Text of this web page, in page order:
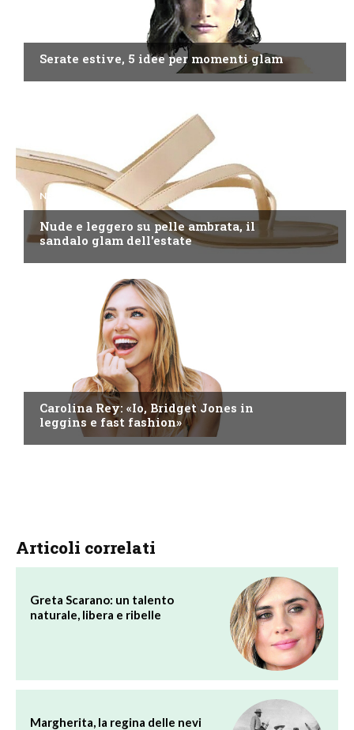
Serate estive, 5 idee per momenti glam
NEWS
Nude e leggero su pelle ambrata, il
sandalo glam dell'estate
Carolina Rey: «Io, Bridget Jones in
leggins e fast fashion»
Articoli correlati
Greta Scarano: un talento
naturale, libera e ribelle
Margherita, la regina delle nevi